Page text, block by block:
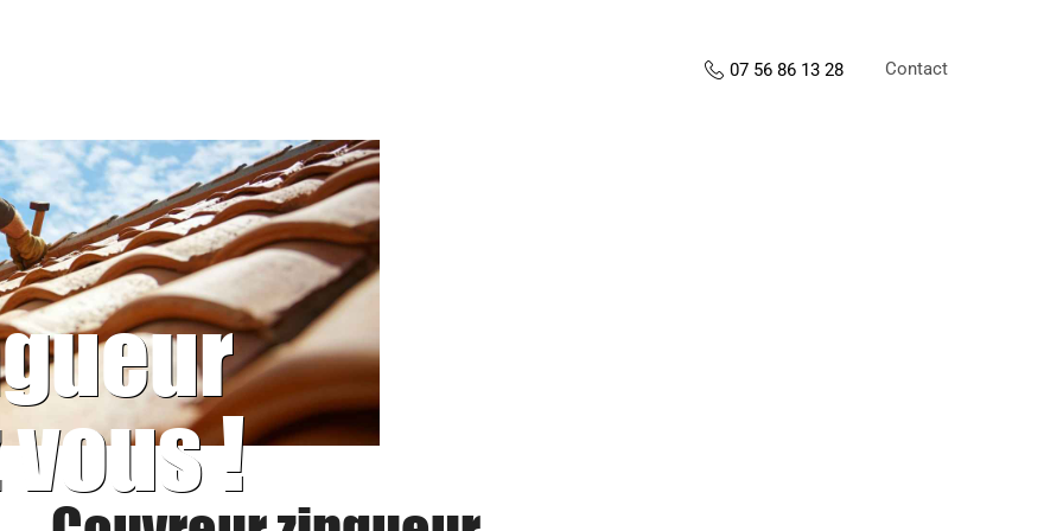
07 56 86 13 28 Contact
!